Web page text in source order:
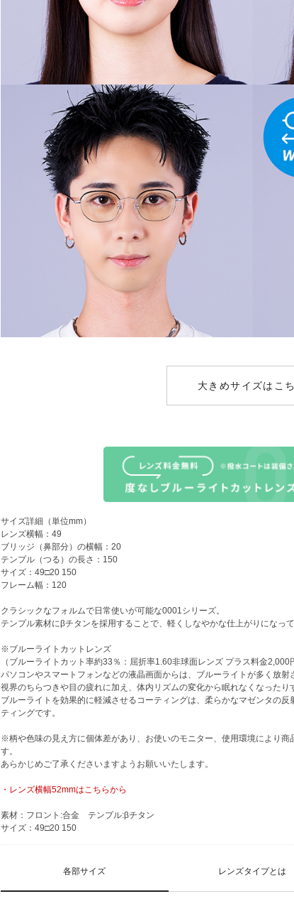
大きめサイズはこ
サイズ詳細（単位mm）
レンズ横幅：49
ブリッジ（鼻部分）の横幅：20
テンプル（つる）の長さ：150
サイズ：49□20 150
フレーム幅：120
クラシックなフォルムで日常使いが可能な0001シリーズ。
テンプル素材にβチタンを採用することで、軽くしなやかな仕上がりになっ
※ブルーライトカットレンズ
（ブルーライトカット率約33％：屈折率1.60非球面レンズ プラス料金2,000
パソコンやスマートフォンなどの液晶画面からは、ブルーライトが多く放射
視界のちらつきや目の疲れに加え、体内リズムの変化から眠れなくなったり
ブルーライトを効果的に軽減させるコーティングは、柔らかなマゼンタの
ティングです。
※柄や色味の見え方に個体差があり、お使いのモニター、使用環境により商
す。
あらかじめご了承くださいますようお願いいたします。
・レンズ横幅52mmはこちらから
素材：フロント:合金 テンプル:βチタン
サイズ：49□20 150
各部サイズ レンズタイプとは